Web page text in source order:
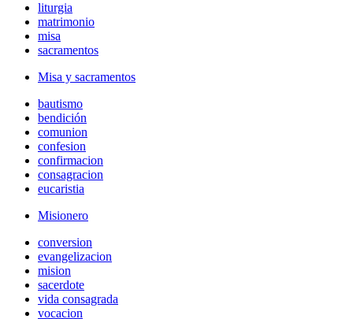
liturgia
matrimonio
misa
sacramentos
Misa y sacramentos
bautismo
bendición
comunion
confesion
confirmacion
consagracion
eucaristia
Misionero
conversion
evangelizacion
mision
sacerdote
vida consagrada
vocacion